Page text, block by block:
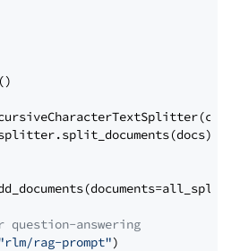
question-answering
rag-prompt")